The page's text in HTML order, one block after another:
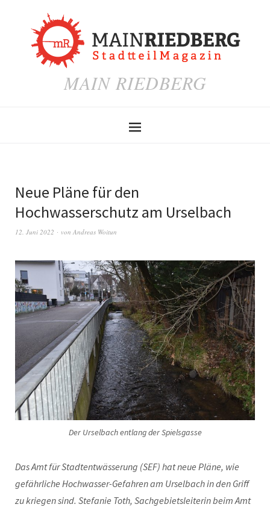
MAIN RIEDBERG
Neue Pläne für den
Hochwasserschutz am Urselbach
12. Juni 2022 von Andreas Woitun
Der Urselbach entlang der Spielsgasse
Das Amt für Stadtentwässerung (SEF) hat neue Pläne, wie
gefährliche Hochwasser-Gefahren am Urselbach in den Griff
zu kriegen sind. Stefanie Toth, Sachgebietsleiterin beim Amt